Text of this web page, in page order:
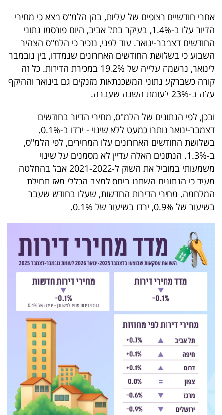
הכלכלי
פודקאסט
40
UNDER
40
שיתופי
פעולה
דרושים
ניוזלטרים
מייל
פרסמו
עקבו
אחרינו:
אחרי חודשיים רצופים של עליות, בהן הלמ"ס מצא כי מחירי
הדיור עלו ב-1.4%, בעיקר בתל אביב, היום פורסמו נתוני
החודשים דצמבר-ינואר. עוד לפני, נזכיר כי הלמ"ס הצהיר
השבוע כי בשלושת החודשים האחרונים שנמדדו, בין נובמבר
לינואר, נרשמה עלייה של 19.2% במכירת הדירות. כל זה
קורה כשברקע נתוני המשכנתאות מזנקים גם בינואר וההיקף
עלה ב-23% לעומת השנה שעברה.
ובכן, לפי הנתונים של הלמ"ס, מחירי הדיור בחודשים
דצמבר-ינואר נותרו כמעט ללא שינוי - ירדו ב-0.1%.
בשלושת החודשים האחרונים עלו המחירים, לפי הלמ"ס,
ב-1.3%. הנתונים האלה עדיין לא מסמנים על שינוי
משמעותי במוביל את השוק ל-2021-2022 אבל בהחלטה
מעיד כי הנתונים השתנו ביחס למצב הכללי מאז תחילת
המלחמה. מחירי הדירות החדשות, שעלו בחודש שעבר
בשיעור של 0.9%, ירדו בשיעור של 0.1%.